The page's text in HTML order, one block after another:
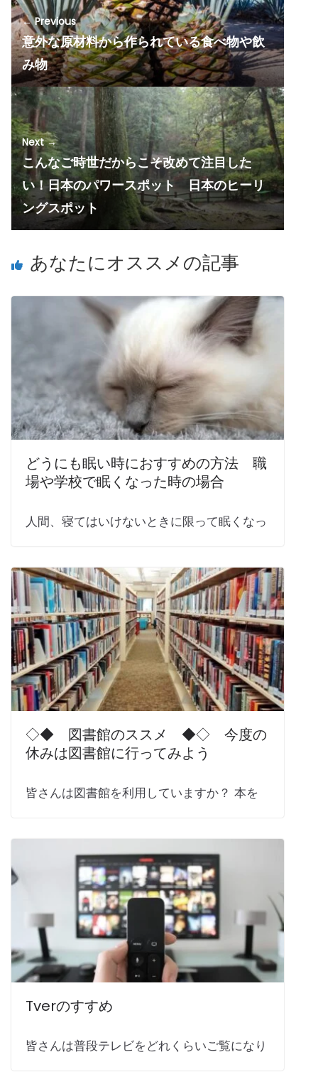
← Previous
意外な原材料から作られている食べ物や飲
み物
Next →
こんなご時世だからこそ改めて注目した
い！日本のパワースポット 日本のヒーリ
ングスポット
あなたにオススメの記事
どうにも眠い時におすすめの方法 職
場や学校で眠くなった時の場合
人間、寝てはいけないときに限って眠くなっ
◇◆ 図書館のススメ ◆◇ 今度の
休みは図書館に行ってみよう
皆さんは図書館を利用していますか？ 本を
Tverのすすめ
皆さんは普段テレビをどれくらいご覧になり